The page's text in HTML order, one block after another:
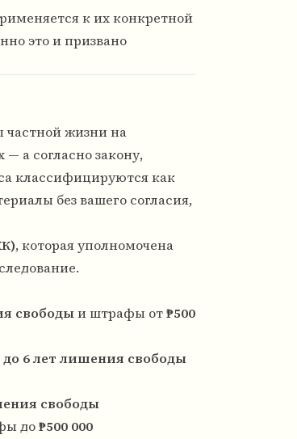
к их конкретной
это и призвано
частной жизни на
а согласно закону,
классифицируются как
без вашего согласия,
, которая уполномочена
свободыи штрафы от₱500
до 6 лет лишения свободы
свободы
до₱500 000